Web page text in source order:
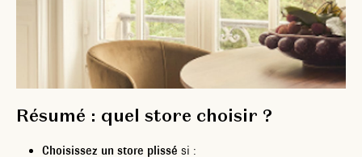
Résumé : quel store choisir ?
Choisissez un store plissé si :